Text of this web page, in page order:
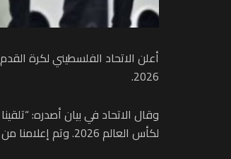
أعلن الاتحاد الفلسطيني لكرة
2026.
وقال الاتحاد في بيان أصدره:
لكأس العالم 2026. وتم إعلامنا من خلالها بعدم إمكانية لعبها في فلسطين”.